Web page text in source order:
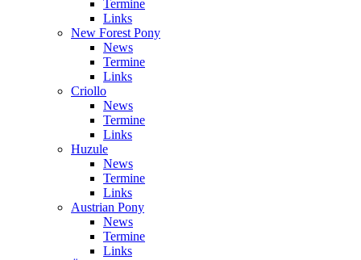
Termine
Links
New Forest Pony
News
Termine
Links
Criollo
News
Termine
Links
Huzule
News
Termine
Links
Austrian Pony
News
Termine
Links